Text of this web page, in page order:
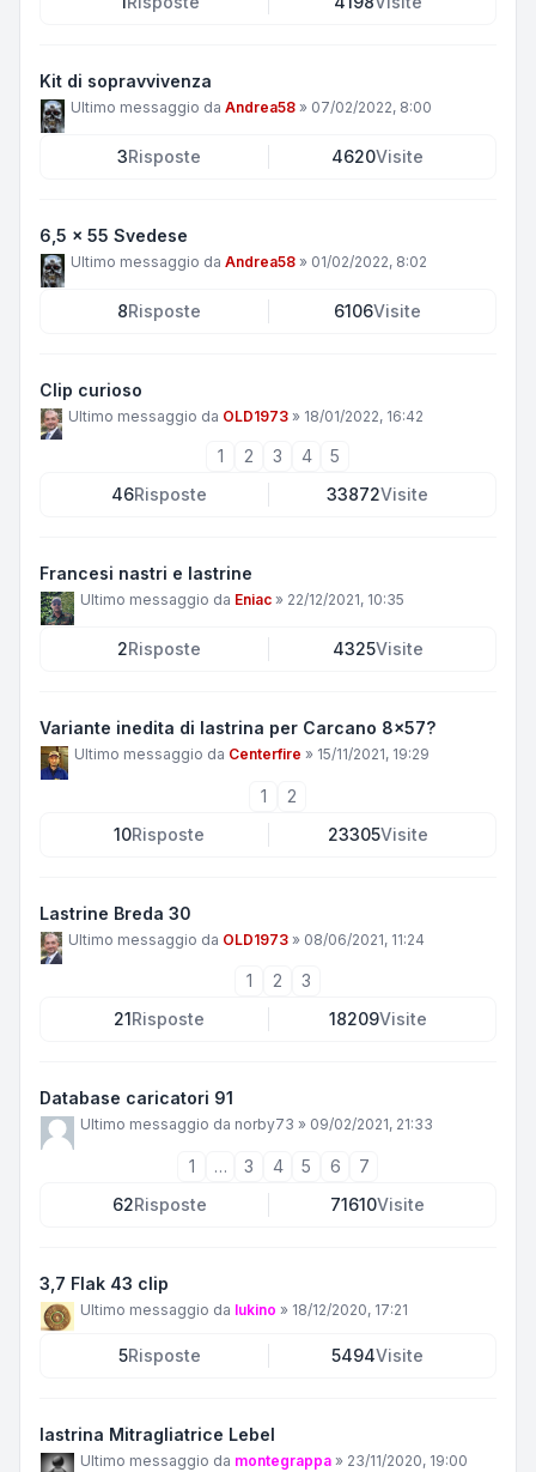
Kit di sopravvivenza
Ultimo messaggio da Andrea58 » 07/02/2022, 8:00
3Risposte 4620Visite
6,5 x 55 Svedese
Ultimo messaggio da Andrea58 » 01/02/2022, 8:02
8Risposte 6106Visite
Clip curioso
Ultimo messaggio da OLD1973 » 18/01/2022, 16:42
1 2 3 4
5
46Risposte 33872Visite
Francesi nastri e lastrine
Ultimo messaggio da Eniac » 22/12/2021, 10:35
2Risposte 4325Visite
Variante inedita di lastrina per Carcano 8x57?
Ultimo messaggio da Centerfire » 15/11/2021, 19:29
1
2
10Risposte 23305Visite
Lastrine Breda 30
Ultimo messaggio da OLD1973 » 08/06/2021, 11:24
1 2
3
21Risposte 18209Visite
Database caricatori 91
Ultimo messaggio da norby73 » 09/02/2021, 21:33
1 … 3 4 5 6
7
62Risposte 71610Visite
3,7 Flak 43 clip
Ultimo messaggio da lukino » 18/12/2020, 17:21
5Risposte 5494Visite
lastrina Mitragliatrice Lebel
Ultimo messaggio da montegrappa » 23/11/2020, 19:00